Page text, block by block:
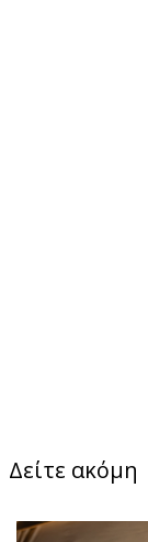
Δείτε ακόμη